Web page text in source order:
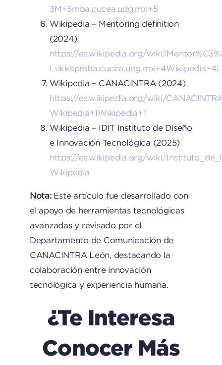
3M+5mba.cucea.udg.mx+5
Wikipedia – Mentoring definition
(2024)
https://es.wikipedia.org/wiki/
Lukkap
Wikipedia – CANACINTRA (2024)
https://es.wikipedia.org/wiki/
Wikipedia+1Wikipedia+1
Wikipedia – IDIT Instituto de Diseño
e Innovación Tecnológica (2025)
https://es.wikipedia.org/wiki/
Wikipedia
Nota:Este artículo fue desarrollado con
el apoyo de herramientas tecnológicas
avanzadas y revisado por el
Departamento de Comunicación de
CANACINTRA León, destacando la
colaboración entre innovación
tecnológica y experiencia humana.
¿Te Interesa
Conocer Más